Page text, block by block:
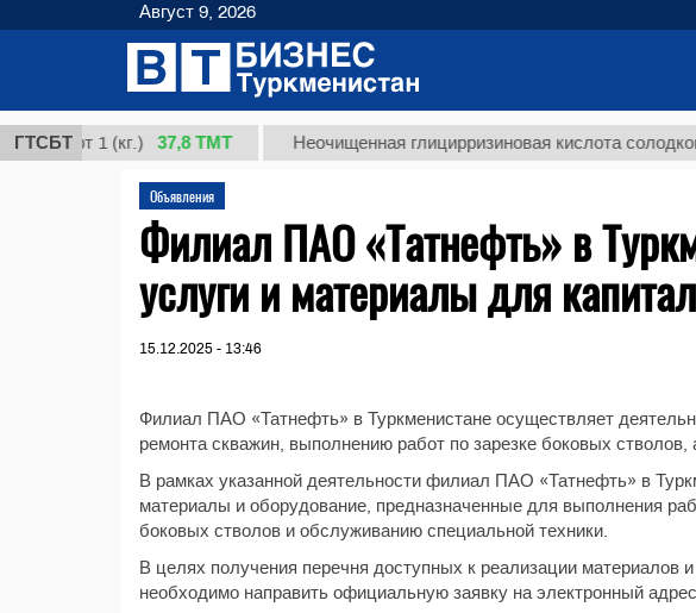
ГТСБТ
сорт 1 (кг.) 37,8 ТМТ Неочищенная глицирризиновая кислота солодкового
Объявления
Филиал ПАО «Татнефть» в
услуги и материалы для
15.12.2025 - 13:46
Филиал ПАО «Татнефть» в Туркменистане осуществляет
ремонта скважин, выполнению работ по зарезке боковых
В рамках указанной деятельности филиал ПАО «Татнефть» в
материалы и оборудование, предназначенные для выполнения
боковых стволов и обслуживанию специальной техники.
В целях получения перечня доступных к реализации материалов
необходимо направить официальную заявку на электронный
Август 9, 2026